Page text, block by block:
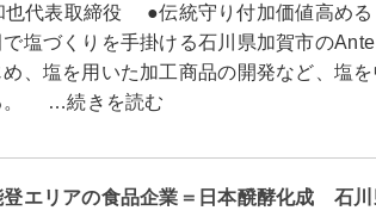
代表取締役 ●伝統守り付加価値高め
塩づくりを手掛ける石川県加賀市の
、塩を用いた加工商品の開発など、塩
。 …続きを読む
登エリアの食品企業＝日本醗酵化成 石